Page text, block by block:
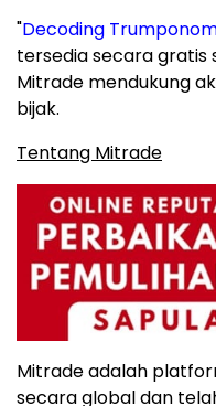
"Decoding
tersedia secara gratis
Mitrade mendukung
bijak.
Tentang Mitrade
Mitrade adalah
secara global dan